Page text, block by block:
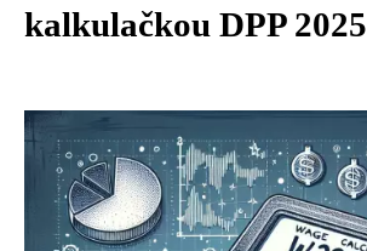
kalkulačkou DPP 2025